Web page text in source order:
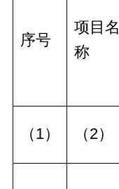
序号
项目名
称
（1） （2）